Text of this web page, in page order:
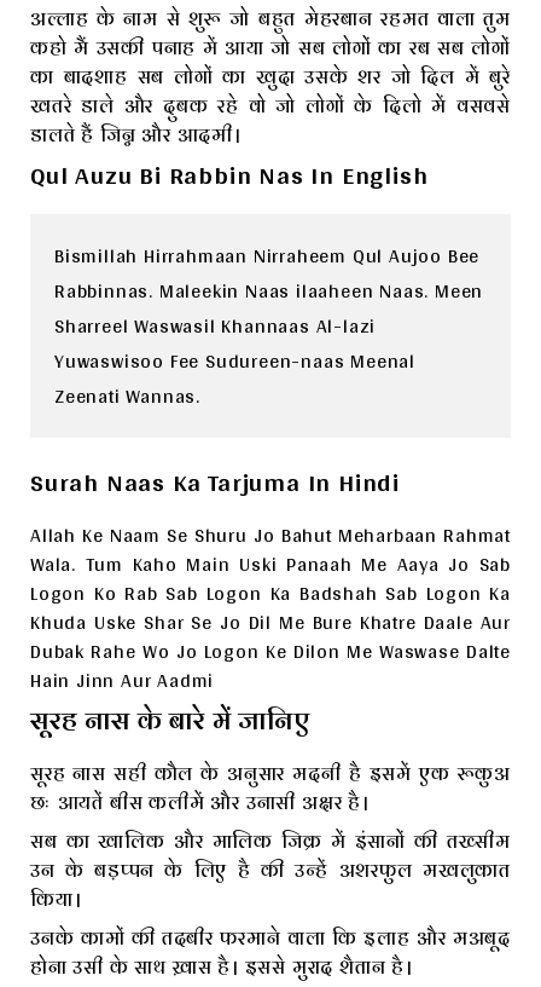
अल्लाह के नाम से शुरू जो बहुत मेहरबान रहमत वाला तुम
कहो मैं उसकी पनाह में आया जो सब लोगों का रब सब लोगों
का बादशाह सब लोगों का खुदा उसके शर जो दिल में बुरे
खतरे डाले और दुबक रहे वो जो लोगों के दिलो में वसवसे
डालते हैं जिन्न और आदमी।
Qul Auzu Bi Rabbin Nas In English
Bismillah Hirrahmaan Nirraheem Qul Aujoo Bee
Rabbinnas. Maleekin Naas ilaaheen Naas. Meen
Sharreel Waswasil Khannaas Al-lazi
Yuwaswisoo Fee Sudureen-naas Meenal
Zeenati Wannas.
Surah Naas Ka Tarjuma In Hindi
Allah Ke Naam Se Shuru Jo Bahut Meharbaan Rahmat
Wala. Tum Kaho Main Uski Panaah Me Aaya Jo Sab
Logon Ko Rab Sab Logon Ka Badshah Sab Logon Ka
Khuda Uske Shar Se Jo Dil Me Bure Khatre Daale Aur
Dubak Rahe Wo Jo Logon Ke Dilon Me Waswase Dalte
Hain Jinn Aur Aadmi
सूरह नास के बारे में जानिए
सूरह नास सही कौल के अनुसार मदनी है इसमें एक रूकुअ
छः आयतें बीस कलीमें और उनासी अक्षर है।
सब का खालिक और मालिक जिक्र में इंसानों की तख्सीम
उन के बड़प्पन के लिए है की उन्हें अशरफुल मखलुकात
किया।
उनके कामों की तदबीर फरमाने वाला कि इलाह और मअबूद
होना उसी के साथ ख़ास है। इससे मुराद शैतान है।